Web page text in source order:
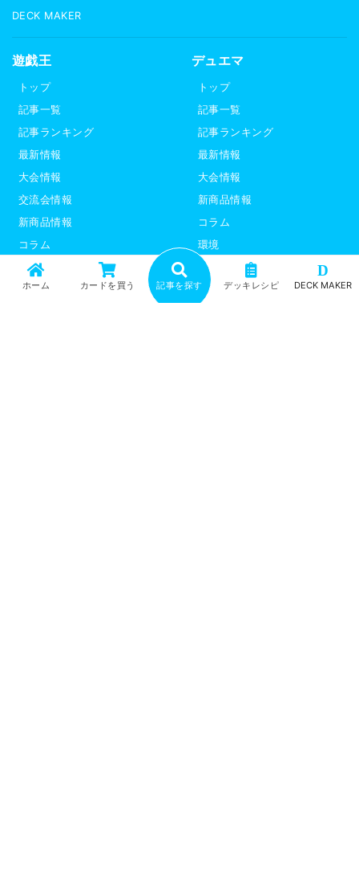
ホーム カードを買う 記事を探す デッキレシピ
D
DECK MAKER
DECK MAKER
遊戯王
トップ
記事一覧
記事ランキング
最新情報
大会情報
交流会情報
新商品情報
コラム
環境
デッキレシピ
デュエマ
トップ
記事一覧
記事ランキング
最新情報
大会情報
新商品情報
コラム
環境
デッキレシピ
デッキテーマ解説